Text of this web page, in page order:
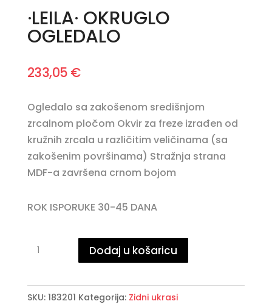
·LEILA· OKRUGLO
OGLEDALO
233,05 €
Ogledalo sa zakošenom središnjom
zrcalnom pločom Okvir za freze izrađen od
kružnih zrcala u različitim veličinama (sa
zakošenim površinama) Stražnja strana
MDF-a završena crnom bojom
ROK ISPORUKE 30-45 DANA
OKRUGLO
količina
Dodaj u košaricu
SKU: 183201 Kategorija: Zidni ukrasi